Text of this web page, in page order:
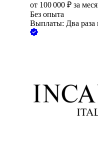
от 100 000 ₽ за
Без опыта
Выплаты: Два раза